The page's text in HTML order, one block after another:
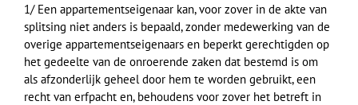
1/ Een appartementseigenaar kan, voor zover in de akte van
splitsing niet anders is bepaald, zonder medewerking van de
overige appartementseigenaars en beperkt gerechtigden op
het gedeelte van de onroerende zaken dat bestemd is om
als afzonderlijk geheel door hem te worden gebruikt, een
recht van erfpacht en, behoudens voor zover het betreft in